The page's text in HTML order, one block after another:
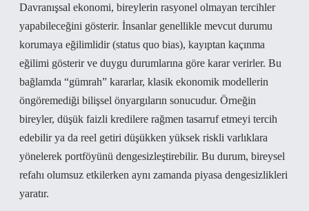
Davranışsal ekonomi, bireylerin rasyonel olmayan tercihler
yapabileceğini gösterir. İnsanlar genellikle mevcut durumu
korumaya eğilimlidir (status quo bias), kayıptan kaçınma
eğilimi gösterir ve duygu durumlarına göre karar verirler. Bu
bağlamda “gümrah” kararlar, klasik ekonomik modellerin
öngöremediği bilişsel önyargıların sonucudur. Örneğin
bireyler, düşük faizli kredilere rağmen tasarruf etmeyi tercih
edebilir ya da reel getiri düşükken yüksek riskli varlıklara
yönelerek portföyünü dengesizleştirebilir. Bu durum, bireysel
refahı olumsuz etkilerken aynı zamanda piyasa dengesizlikleri
yaratır.